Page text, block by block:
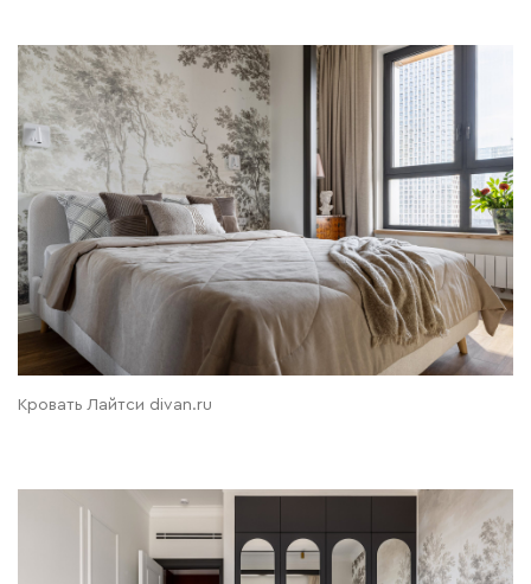
Кровать Лайтси divan.ru